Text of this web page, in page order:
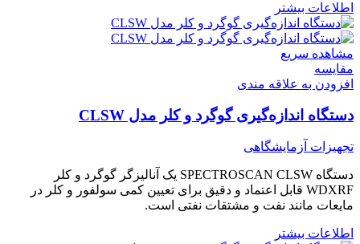
اطلاعات بیشتر
مشاهده سریع
مقایسه
افزودن به علاقه مندی
دستگاه اندازه‌گیری گوگرد و کلر مدل CLSW
تجهیزات آزمایشگاهی
دستگاه SPECTROSCAN CLSW یک آنالیزگر گوگرد و کلر
WDXRF قابل اعتماد و دقیق برای تعیین کمی سولفور و کلر در
مایعات مانند نفت و مشتقات نفتی است.
اطلاعات بیشتر